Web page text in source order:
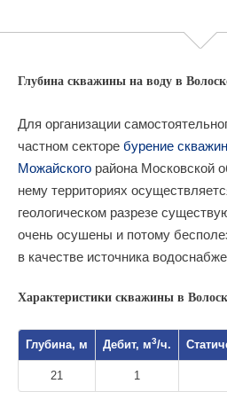
Глубина скважины на воду в
Для организации
частном секторе бурение
Можайского района Московской
нему территориях
геологическом разрезе
очень осушены и потому
в качестве источника
Характеристики скважины в
Глубина, м Дебит, м3/ч.
21 1